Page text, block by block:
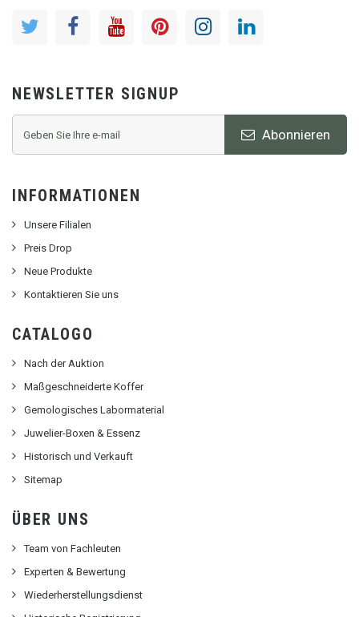
NEWSLETTER SIGNUP
Abonnieren
INFORMATIONEN
Unsere Filialen
Preis Drop
Neue Produkte
Kontaktieren Sie uns
CATALOGO
Nach der Auktion
Maßgeschneiderte Koffer
Gemologisches Labormaterial
Juwelier-Boxen & Essenz
Historisch und Verkauft
Sitemap
ÜBER UNS
Team von Fachleuten
Experten & Bewertung
Wiederherstellungsdienst